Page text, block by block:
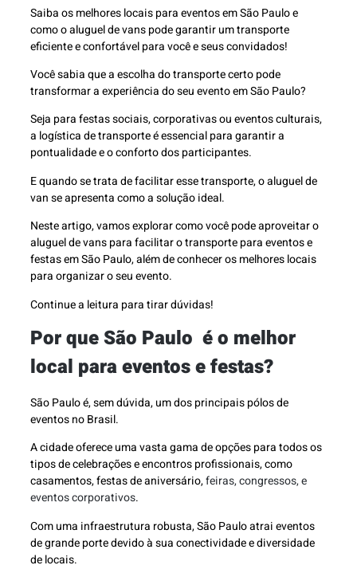
Saiba os melhores locais para eventos em São Paulo e
como o aluguel de vans pode garantir um transporte
eficiente e confortável para você e seus convidados!
Você sabia que a escolha do transporte certo pode
transformar a experiência do seu evento em São Paulo?
Seja para festas sociais, corporativas ou eventos culturais,
a logística de transporte é essencial para garantir a
pontualidade e o conforto dos participantes.
E quando se trata de facilitar esse transporte, o aluguel de
van se apresenta como a solução ideal.
Neste artigo, vamos explorar como você pode aproveitar o
aluguel de vans para facilitar o transporte para eventos e
festas em São Paulo, além de conhecer os melhores locais
para organizar o seu evento.
Continue a leitura para tirar dúvidas!
Por que São Paulo é o melhor
local para eventos e festas?
São Paulo é, sem dúvida, um dos principais pólos de
eventos no Brasil.
A cidade oferece uma vasta gama de opções para todos os
tipos de celebrações e encontros profissionais, como
casamentos, festas de aniversário,feiras, congressos, e
eventos corporativos.
Com uma infraestrutura robusta, São Paulo atrai eventos
de grande porte devido à sua conectividade e diversidade
de locais.